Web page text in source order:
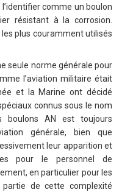
comme un boulon
résistant à la corrosion.
plus couramment utilisés
seule norme générale pour
l’aviation militaire était
et la Marine ont décidé
connus sous le nom
AN est toujours
générale, bien que
leur apparition et
pour le personnel de
en particulier pour les
partie de cette complexité